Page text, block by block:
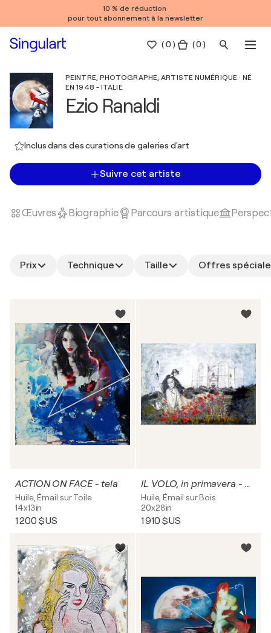
10 % de réduction
pour tout abonnement à la newsletter
(0 ) ( 0 )
PEINTRE, PHOTOGRAPHE, ARTISTE NUMÉRIQUE · NÉ
EN 1948 - ITALIE
Ezio Ranaldi
Inclus dans des curations de galeries d'art
Suivre cet artiste
Œuvres Biographie Parcours artistique
Prix Technique Taille Offres
ACTION ON FACE - tela
Huile, Émail sur Toile
14x13in
1 200 $US
IL VOLO, in primavera - pannello rigido
Huile, Émail sur Bois
20x28in
1 910 $US